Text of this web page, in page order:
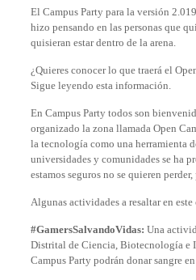
El Campus Party para la versión
hizo pensando en las personas que
quisieran estar dentro de la arena.
¿Quieres conocer lo que traerá el
Sigue leyendo esta información.
En Campus Party todos son
organizado la zona llamada Open
la tecnología como una herramienta
universidades y comunidades se ha
estamos seguros no se quieren
Algunas actividades a resaltar en este
#GamersSalvandoVidas: Una
Distrital de Ciencia, Biotecnología e
Campus Party podrán donar sangre